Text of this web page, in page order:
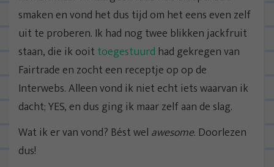
smaken en vond het dus tijd om het eens even zelf
uit te proberen. Ik had nog twee blikken jackfruit
staan, die ik ooit toegestuurd had gekregen van
Fairtrade en zocht een receptje op op de
Interwebs. Alleen vond ik niet echt iets waarvan ik
dacht; YES, en dus ging ik maar zelf aan de slag.
Wat ik er van vond? Bést wel awesome. Doorlezen
dus!